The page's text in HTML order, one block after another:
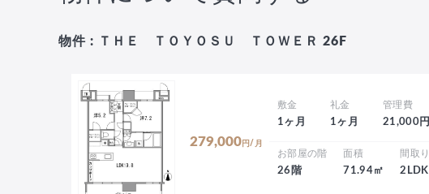
物件 : ＴＨＥ ＴＯＹＯＳＵ ＴＯＷＥＲ 26F
279,000 円/月
敷金
1ヶ月
礼金
1ヶ月
管理費
21,000円
お部屋の階
26階
面積
71.94㎡
間取り
2LDK